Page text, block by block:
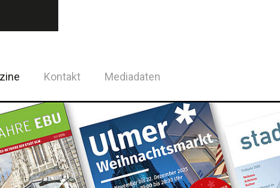
Kontakt Mediadaten